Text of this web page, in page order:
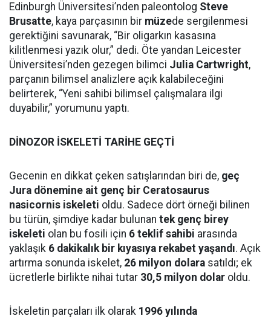
Edinburgh Üniversitesi’nden paleontolog Steve
Brusatte, kaya parçasının bir müzede sergilenmesi
gerektiğini savunarak, “Bir oligarkın kasasına
kilitlenmesi yazık olur,” dedi. Öte yandan Leicester
Üniversitesi’nden gezegen bilimci Julia Cartwright,
parçanın bilimsel analizlere açık kalabileceğini
belirterek, “Yeni sahibi bilimsel çalışmalara ilgi
duyabilir,” yorumunu yaptı.
DİNOZOR İSKELETİ TARİHE GEÇTİ
Gecenin en dikkat çeken satışlarından biri de, geç
Jura dönemine ait genç bir Ceratosaurus
nasicornis iskeleti oldu. Sadece dört örneği bilinen
bu türün, şimdiye kadar bulunan tek genç birey
iskeleti olan bu fosili için 6 teklif sahibi arasında
yaklaşık 6 dakikalık bir kıyasıya rekabet yaşandı. Açık
artırma sonunda iskelet, 26 milyon dolara satıldı; ek
ücretlerle birlikte nihai tutar 30,5 milyon dolar oldu.
İskeletin parçaları ilk olarak 1996 yılında